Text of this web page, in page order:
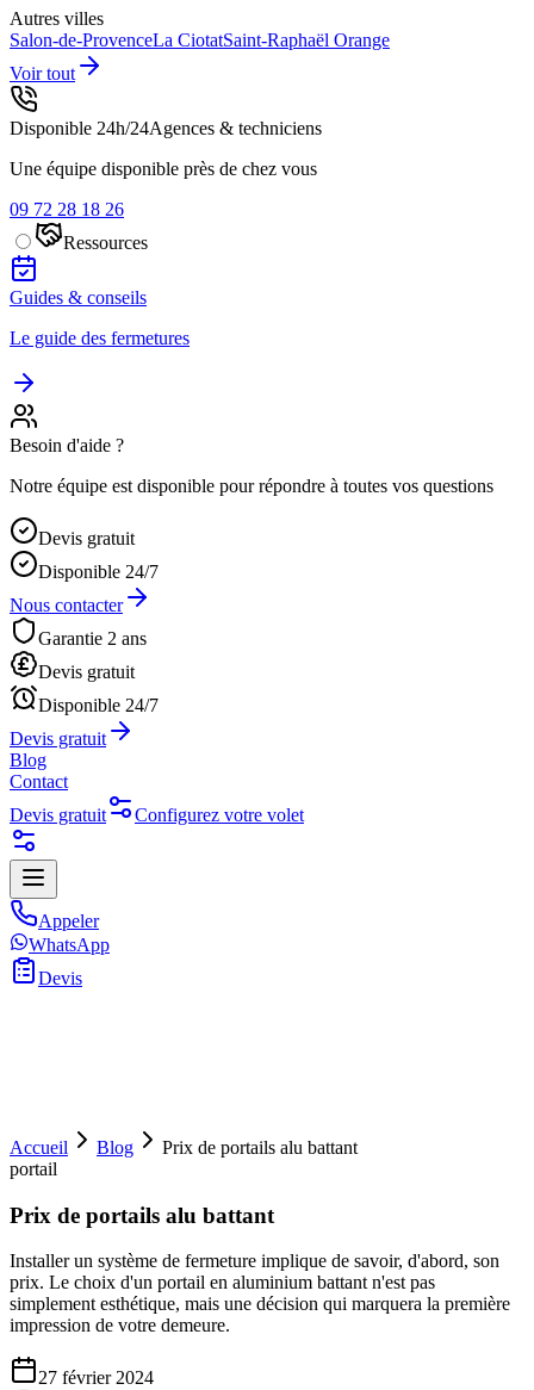
Autres villes
Salon-de-ProvenceLa CiotatSaint-Raphaël Orange
Voir tout
Disponible 24h/24Agences & techniciens
Une équipe disponible près de chez vous
09 72 28 18 26
Ressources
Guides & conseils
Le guide des fermetures
Besoin d'aide ?
Notre équipe est disponible pour répondre à toutes vos questions
Devis gratuit
Disponible 24/7
Nous contacter
Garantie 2 ans
Devis gratuit
Disponible 24/7
Devis gratuit
Blog
Contact
Devis gratuit
Configurez votre volet
Appeler
WhatsApp
Devis
Accueil Blog
Prix de portails alu battant
portail
Prix de portails alu battant
Installer un système de fermeture implique de savoir, d'abord, son
prix. Le choix d'un portail en aluminium battant n'est pas
simplement esthétique, mais une décision qui marquera la première
impression de votre demeure.
27 février 2024